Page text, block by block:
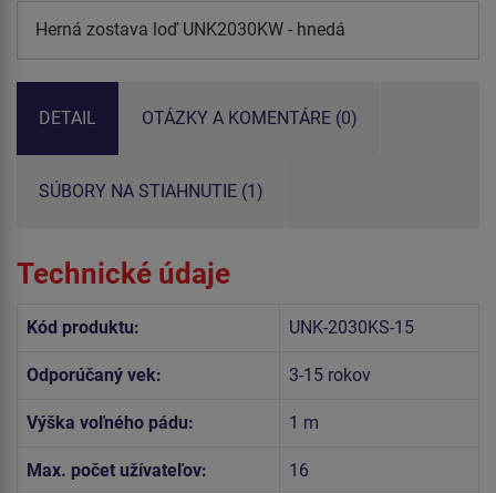
Herná zostava loď UNK2030KW - hnedá
DETAIL OTÁZKY A KOMENTÁRE (0)
SÚBORY NA STIAHNUTIE (1)
Technické údaje
Kód produktu: UNK-2030KS-15
Odporúčaný vek: 3-15 rokov
Výška voľného pádu: 1 m
Max. počet užívateľov: 16